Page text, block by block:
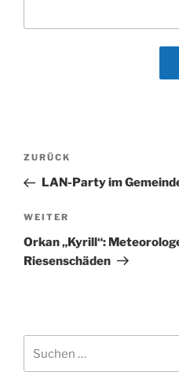
Beitragsnavigation
Vorheriger
Beitrag
ZURÜCK
LAN-Party im
Nächster
Beitrag
WEITER
Orkan „Kyrill“:
Riesenschäden
nach: